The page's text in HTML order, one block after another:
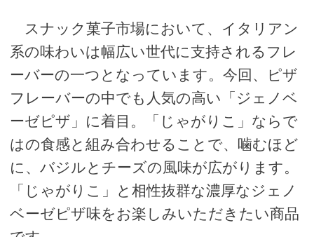
スナック菓子市場において、イタリアン
系の味わいは幅広い世代に支持されるフレ
ーバーの一つとなっています。今回、ピザ
フレーバーの中でも人気の高い「ジェノベ
ーゼピザ」に着目。「じゃがりこ」ならで
はの食感と組み合わせることで、噛むほど
に、バジルとチーズの風味が広がります。
「じゃがりこ」と相性抜群な濃厚なジェノ
ベーゼピザ味をお楽しみいただきたい商品